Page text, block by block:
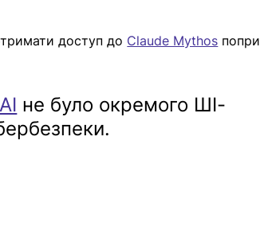
доступ до Claude Mythos попри
не було окремого ШІ-